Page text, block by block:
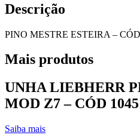
Descrição
PINO MESTRE ESTEIRA –
Mais produtos
UNHA LIEBHERR
MOD Z7 – CÓD
Saiba mais